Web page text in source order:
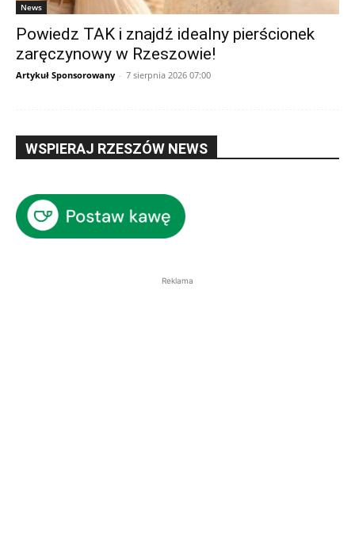
News
Powiedz TAK i znajdź idealny pierścionek
zaręczynowy w Rzeszowie!
Artykuł Sponsorowany - 7 sierpnia 2026 07:00
WSPIERAJ RZESZÓW NEWS
Reklama